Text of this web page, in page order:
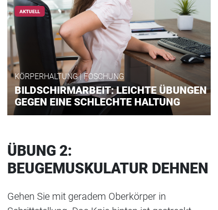
AKTUELL
KÖRPERHALTUNG | FOSCHUNG
BILDSCHIRMARBEIT: LEICHTE ÜBUNGEN
GEGEN EINE SCHLECHTE HALTUNG
ÜBUNG 2:
BEUGEMUSKULATUR DEHNEN
Gehen Sie mit geradem Oberkörper in